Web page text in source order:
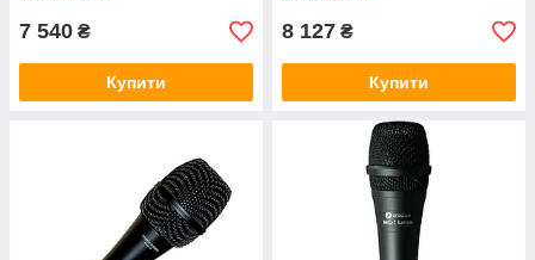
7 540 ₴
Купити
8 127 ₴
Купити